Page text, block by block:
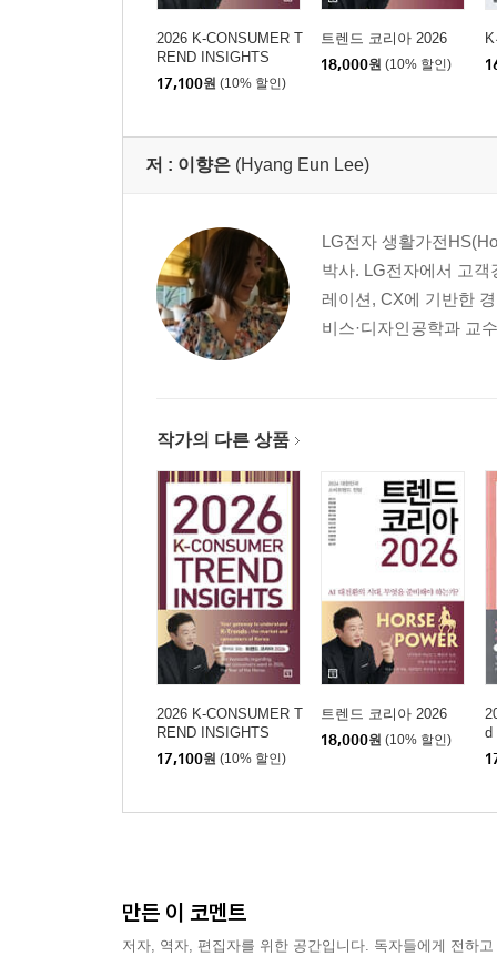
2026 K-CONSUMER T
REND INSIGHTS
17,100원 (10% 할인)
트렌드 코리아 2026
18,000원 (10% 할인)
저 : 이향은 (Hyang Eun Lee)
LG전자 생활가전
박사. LG전자에서 고
레이션, CX에 기반한
비스·디자인공학과 교
작가의 다른 상품
2026 K-CONSUMER T
REND INSIGHTS
17,100원 (10% 할인)
트렌드 코리아 2026
18,000원 (10% 할인)
d
만든 이 코멘트
저자, 역자, 편집자를 위한 공간입니다. 독자들에게 전하